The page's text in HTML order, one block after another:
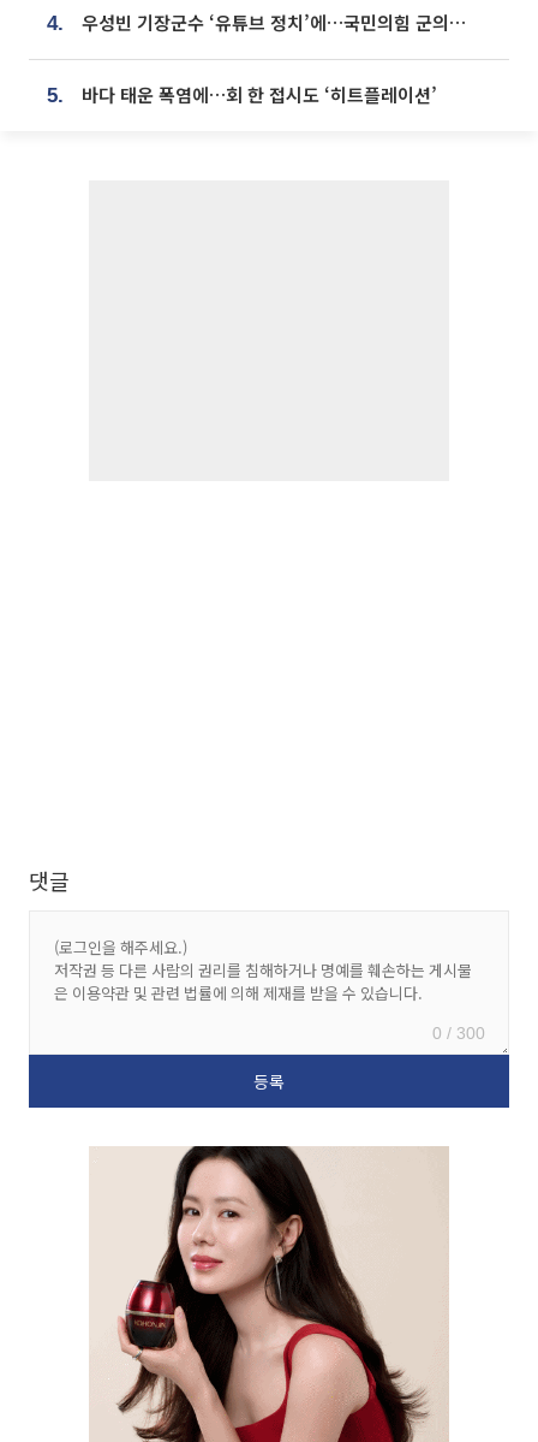
4. 우성빈 기장군수 ‘유튜브 정치’에…국민의힘 군의원들 집단 반발
5. 바다 태운 폭염에…회 한 접시도 ‘히트플레이션’
댓글
0 / 300